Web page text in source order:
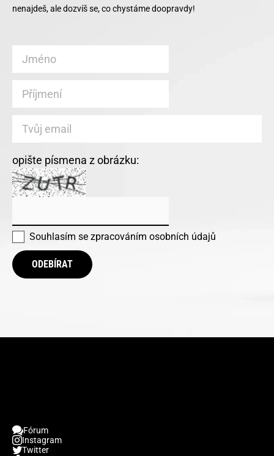
nenajdeš, ale dozvíš se, co chystáme doopravdy!
opište písmena z obrázku:
Souhlasím se zpracováním osobních údajů
ODEBÍRAT
Fórum
Instagram
Twitter